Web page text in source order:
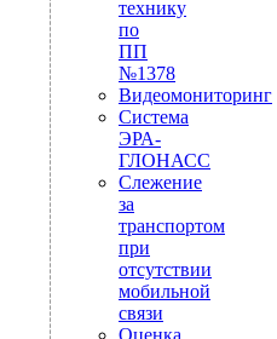
технику
по
ПП
№1378
Видеомониторинг
Система
ЭРА-
ГЛОНАСС
Слежение
за
транспортом
при
отсутствии
мобильной
связи
Оценка